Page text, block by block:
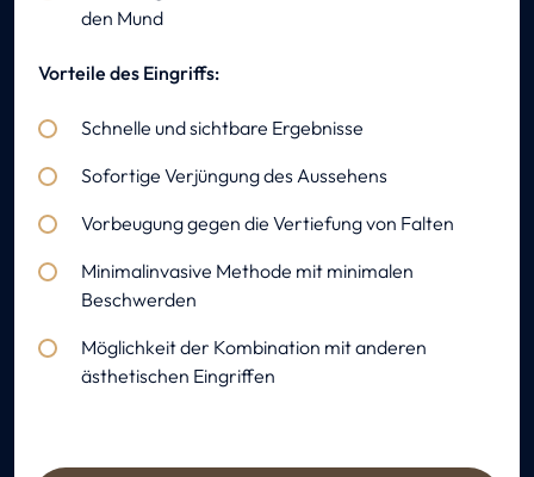
den Mund
Vorteile des Eingriffs:
Schnelle und sichtbare Ergebnisse
Sofortige Verjüngung des Aussehens
Vorbeugung gegen die Vertiefung von Falten
Minimalinvasive Methode mit minimalen
Beschwerden
Möglichkeit der Kombination mit anderen
ästhetischen Eingriffen